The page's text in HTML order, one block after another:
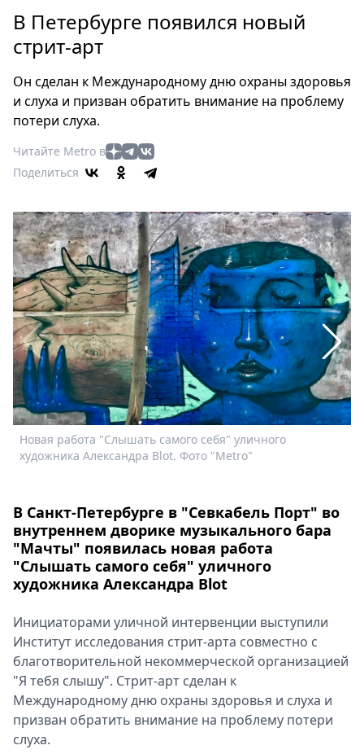
Россия
Мир
Еда
Туризм
Театр
Кино
Книги
Выставки
Пресс-
релизы
О
Metro
Стримы
Спецпроекты
Звезды
Выборы
2026
Скачай
В Петербурге появился новый
стрит-арт
Он сделан к Международному дню охраны здоровья
и слуха и призван обратить внимание на проблему
потери слуха.
Читайте Metro в
Поделиться
Новая работа "Слышать самого себя" уличного
художника Александра Blot. Фото "Metro"
В Санкт-Петербурге в "Севкабель Порт" во
внутреннем дворике музыкального бара
"Мачты" появилась новая работа
"Слышать самого себя" уличного
художника Александра Blot
Инициаторами уличной интервенции выступили
Институт исследования стрит-арта совместно с
благотворительной некоммерческой организацией
"Я тебя слышу". Стрит-арт сделан к
Международному дню охраны здоровья и слуха и
призван обратить внимание на проблему потери
слуха.